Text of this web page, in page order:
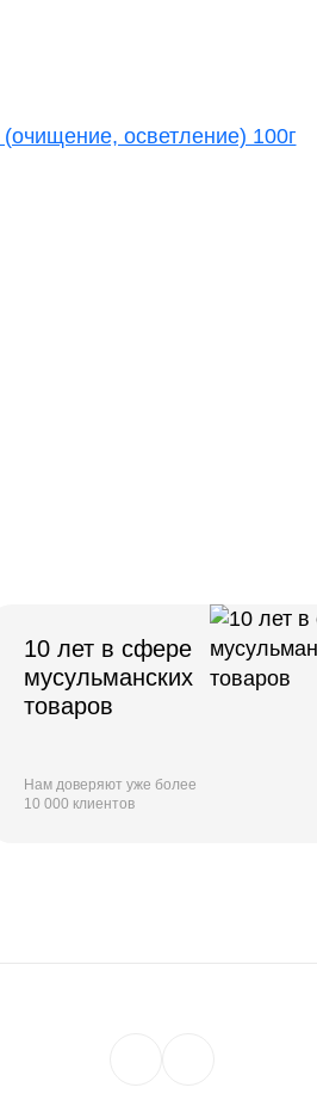
10 лет в сфере
мусульманских
товаров
Нам доверяют уже более
10 000 клиентов